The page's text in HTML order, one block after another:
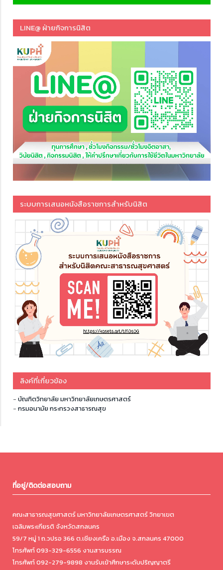
LINE@ ฝ่ายกิจการนิสิต
ระบบการเสนอหนังสือราชการสำหรับนิสิต
ลิงค์ที่เกี่ยวข้อง
- บัณฑิตวิทยาลัย มหาวิทยาลัยเกษตรศาสตร์
- กรมอนามัย กระทรวงสาธารณสุข
ที่อยู่/ติดต่อสอบถาม
คณะสาธารณสุขศาสตร์ มหาวิทยาลัยเกษตรศาสตร์ วิทยาเขต
เฉลิมพระเกียรติ จังหวัดสกลนคร
59/7 หมู่ 1 ถ.วปรอ 366 ต.เชียงเครือ อ.เมือง จ.สกลนคร 47000
โทรศัพท์ 093-329-6556 งานสารบรรณ
โทรศัพท์ 092-279-9898 งานรับเข้าศึกษาระดับปริญญาตรี